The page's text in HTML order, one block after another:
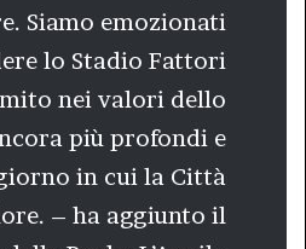
Siamo emozionati
lo Stadio Fattori
nei valori dello
più profondi e
in cui la Città
– ha aggiunto il